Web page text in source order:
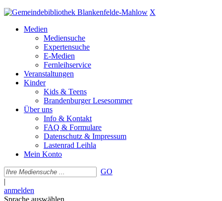
X
Medien
Mediensuche
Expertensuche
E-Medien
Fernleihservice
Veranstaltungen
Kinder
Kids & Teens
Brandenburger Lesesommer
Über uns
Info & Kontakt
FAQ & Formulare
Datenschutz & Impressum
Lastenrad Leihla
Mein Konto
GO
|
anmelden
Sprache auswählen